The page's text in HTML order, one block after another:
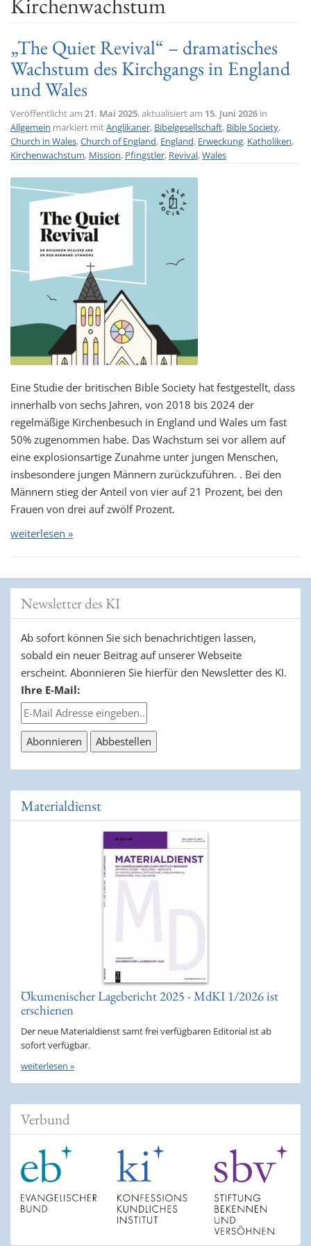
n
„The Quiet Revival“ – dramatisches
Wachstum des Kirchgangs in England
und Wales
Veröffentlicht am 21. Mai 2025, aktualisiert am 15. Juni 2026 in
Allgemein markiert mitAnglikaner, Bibelgesellschaft, Bible Society,
Church in Wales,Church of England, England, Erweckung, Katholiken,
Kirchenwachstum, Mission, Pfingstler, Revival,Wales
Eine Studie der britischen Bible Society hat festgestellt, dass
innerhalb von sechs Jahren, von 2018 bis 2024 der
regelmäßige Kirchenbesuch in England und Wales um fast
50% zugenommen habe. Das Wachstum sei vor allem auf
eine explosionsartige Zunahme unter jungen Menschen,
insbesondere jungen Männern zurückzuführen. . Bei den
Männern stieg der Anteil von vier auf 21 Prozent, bei den
Frauen von drei auf zwölf Prozent.
weiterlesen »
Newsletter des KI
Ab sofort können Sie sich benachrichtigen lassen,
sobald ein neuer Beitrag auf unserer Webseite
erscheint. Abonnieren Sie hierfür den Newsletter des KI.
Ihre E-Mail:
Materialdienst
Ökumenischer Lagebericht 2025 - MdKI 1/2026 ist
erschienen
Der neue Materialdienst samt frei verfügbaren Editorial ist ab
sofort verfügbar.
weiterlesen »
Verbund